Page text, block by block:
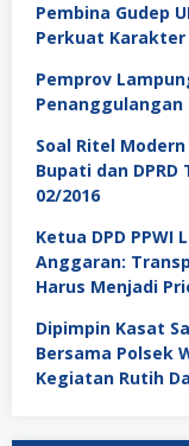
Pembina Gudep
Perkuat Karakter
Pemprov
Soal Ritel
Bupati dan
02/2016
Ketua DPD
Anggaran:
Harus Menjadi
Dipimpin Kasat
Bersama Polsek
Kegiatan Rutih